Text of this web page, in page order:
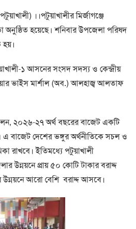
।।পটুয়াখালীর মির্জাগঞ্জে
হয়েছে। শনিবার উপজেলা পরিষদ
হয়।
১ আসনের সংসদ সদস্য ও কেন্দ্রীয়
ভাইস মার্শাল (অব.) আলহাজ্ব আলতাফ
২০২৬-২৭ অর্থ বছরের বাজেট একটি
বাজেট দেশের ভঙ্গুর অর্থনীতিকে সচল ও
রাখবে। ইতিমধ্যে পটুয়াখালী
উন্নয়নে প্রায় ৫০ কোটি টাকার বরাদ্দ
আরো বেশি বরাদ্দ আসবে।